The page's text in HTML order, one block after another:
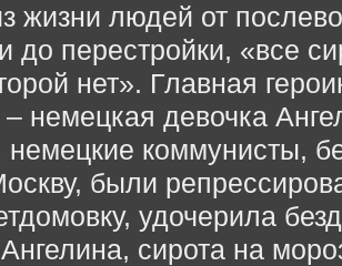
жизни людей от
до перестройки, «все
нет». Главная
немецкая девочка
немецкие коммунисты,
были
удочерила
сирота на